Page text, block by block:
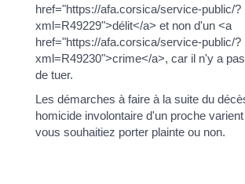
href="https://afa.corsica/service-public/?
xml=R49229">délit</a> et non d'un <a
href="https://afa.corsica/service-public/?
xml=R49230">crime</a>, car il n'y a
de tuer.
Les démarches à faire à la suite du
homicide involontaire d'un proche
vous souhaitiez porter plainte ou non.